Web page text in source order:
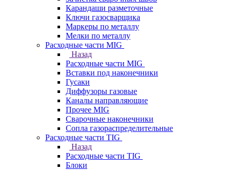
Карандаши разметочные
Ключи газосварщика
Маркеры по металлу
Мелки по металлу
Расходные части MIG
Назад
Расходные части MIG
Вставки под наконечники
Гусаки
Диффузоры газовые
Каналы направляющие
Прочее MIG
Сварочные наконечники
Сопла газораспределительные
Расходные части TIG
Назад
Расходные части TIG
Блоки